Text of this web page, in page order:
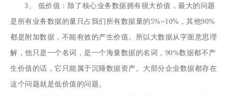
3、 低价值：除了核心业务数据拥有很大价值，最大的问题
是所有业务数据的量只占我们所有数据量的5%~10%，其他90%
都是附加数据，不能有效的产生价值。所以大数据从字面意思理
解，他只是一个名词，是一个海量数据的名词，90%数据都不产
生价值的话，它只能属于沉睡数据资产。大部分企业数据都存在
这个问题就是低价值的问题。